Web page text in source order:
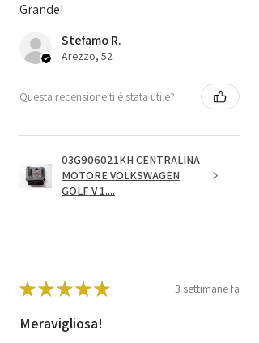
Grande!
Stefamo R.
Arezzo, 52
Questa recensione ti è stata utile?
03G906021KH CENTRALINA
MOTORE VOLKSWAGEN
GOLF V 1....
★★★★★ 3 settimane fa
Meravigliosa!